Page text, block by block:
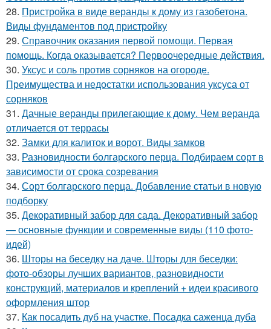
28. Пристройка в виде веранды к дому из газобетона.
Виды фундаментов под пристройку
29. Справочник оказания первой помощи. Первая
помощь. Когда оказывается? Первоочередные действия.
30. Уксус и соль против сорняков на огороде.
Преимущества и недостатки использования уксуса от
сорняков
31. Дачные веранды прилегающие к дому. Чем веранда
отличается от террасы
32. Замки для калиток и ворот. Виды замков
33. Разновидности болгарского перца. Подбираем сорт в
зависимости от срока созревания
34. Сорт болгарского перца. Добавление статьи в новую
подборку
35. Декоративный забор для сада. Декоративный забор
— основные функции и современные виды (110 фото-
идей)
36. Шторы на беседку на даче. Шторы для беседки:
фото-обзоры лучших вариантов, разновидности
конструкций, материалов и креплений + идеи красивого
оформления штор
37. Как посадить дуб на участке. Посадка саженца дуба